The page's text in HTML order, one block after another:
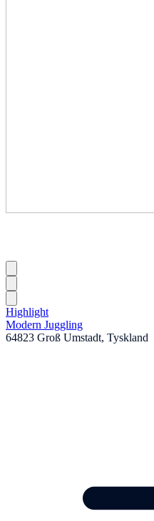
Highlight
Modern Juggling
64823 Groß Umstadt, Tyskland